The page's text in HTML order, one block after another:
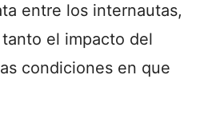
entre los internautas,
el impacto del
condiciones en que